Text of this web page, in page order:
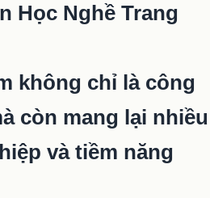
Học Nghề Trang
không chỉ là công
còn mang lại nhiều
và tiềm năng